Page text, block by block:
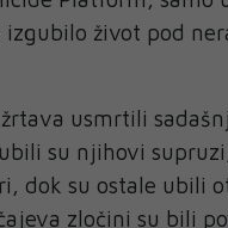
život pod
usmrtili
su njihovi
dok su ostale ubili
zločini su bili